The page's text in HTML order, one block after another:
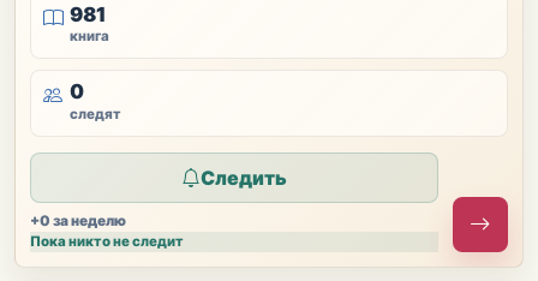
981
книга
0
следят
Следить
+0 за неделю
Пока никто не следит